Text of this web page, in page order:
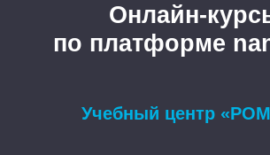
Онлайн-
по платформе
Учебный центр